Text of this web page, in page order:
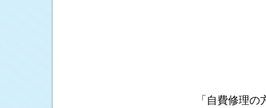
「自費修理の